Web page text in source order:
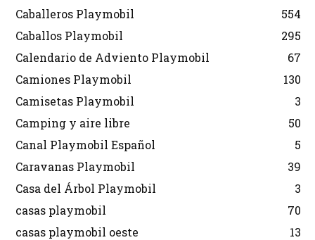
Caballeros Playmobil
554
Caballos Playmobil
295
Calendario de Adviento Playmobil
67
Camiones Playmobil
130
Camisetas Playmobil
3
Camping y aire libre
50
Canal Playmobil Español
5
Caravanas Playmobil
39
Casa del Árbol Playmobil
3
casas playmobil
70
casas playmobil oeste
13